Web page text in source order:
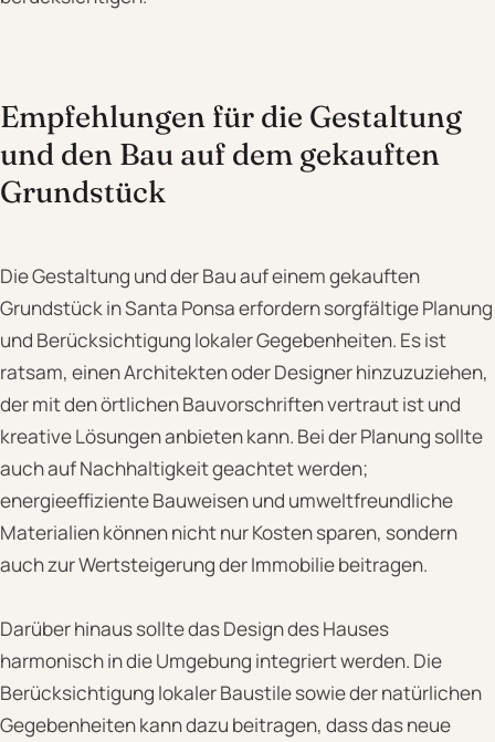
Empfehlungen für die Gestaltung
und den Bau auf dem gekauften
Grundstück
Die Gestaltung und der Bau auf einem gekauften
Grundstück in Santa Ponsa erfordern sorgfältige Planung
und Berücksichtigung lokaler Gegebenheiten. Es ist
ratsam, einen Architekten oder Designer hinzuzuziehen,
der mit den örtlichen Bauvorschriften vertraut ist und
kreative Lösungen anbieten kann. Bei der Planung sollte
auch auf Nachhaltigkeit geachtet werden;
energieeffiziente Bauweisen und umweltfreundliche
Materialien können nicht nur Kosten sparen, sondern
auch zur Wertsteigerung der Immobilie beitragen.
Darüber hinaus sollte das Design des Hauses
harmonisch in die Umgebung integriert werden. Die
Berücksichtigung lokaler Baustile sowie der natürlichen
Gegebenheiten kann dazu beitragen, dass das neue